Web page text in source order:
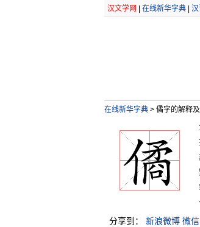
汉文学网 在线新华字典| 汉
在线新华字典 >僪字的解释
分享到：
新浪微博 微信